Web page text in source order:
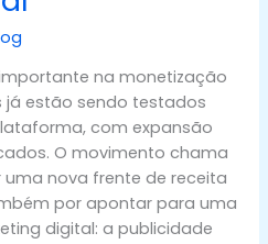
na monetização
já estão sendo testados
com expansão
O movimento chama
nova frente de receita
por apontar para uma
digital: a publicidade